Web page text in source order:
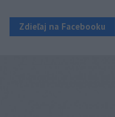
Zdieľaj na Facebooku